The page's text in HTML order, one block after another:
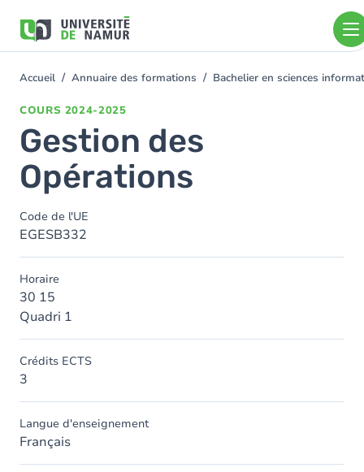
contenu
You
Accueil Annuaire des formations Bachelier en sciences
COURS 2024-2025
Gestion des
Opérations
Code de l'UE
EGESB332
Horaire
30 15
Quadri 1
Crédits ECTS
3
Langue d'enseignement
Français